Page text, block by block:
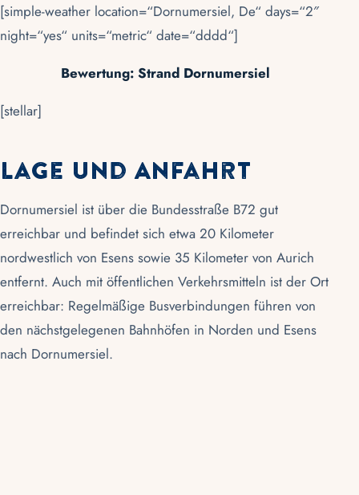
[simple-weather location=“Dornumersiel, De“ days=“2″
night=“yes“ units=“metric“ date=“dddd“]
Bewertung: Strand Dornumersiel
[stellar]
Lage und Anfahrt
Dornumersiel ist über die Bundesstraße B72 gut
erreichbar und befindet sich etwa 20 Kilometer
nordwestlich von Esens sowie 35 Kilometer von Aurich
entfernt. Auch mit öffentlichen Verkehrsmitteln ist der Ort
erreichbar: Regelmäßige Busverbindungen führen von
den nächstgelegenen Bahnhöfen in Norden und Esens
nach Dornumersiel.